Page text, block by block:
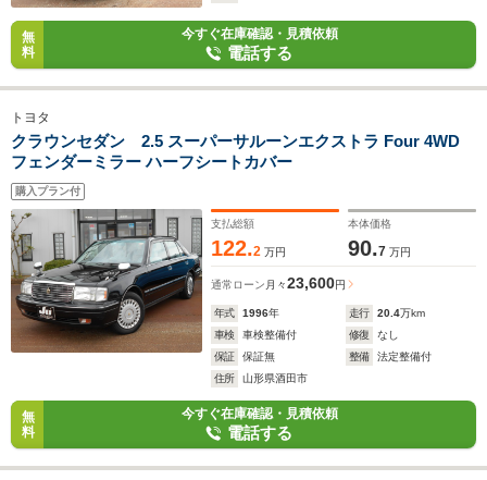
無
料
今すぐ在庫確認・見積依頼
電話する
トヨタ
クラウンセダン 2.5 スーパーサルーンエクストラ Four 4WD
フェンダーミラー ハーフシートカバー
購入プラン付
支払総額
122.2 万円
本体価格
90.7 万円
通常ローン 月々23,600円
年式 1996年 走行 20.4万km
車検
車検整備付 修復
なし
保証
保証無 整備
法定整備付
住所
山形県酒田市
無
料
今すぐ在庫確認・見積依頼
電話する